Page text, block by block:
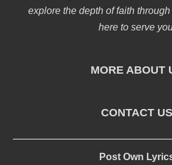
explore the depth of faith
here to serve
MORE ABOUT
CONTACT US
Post Own